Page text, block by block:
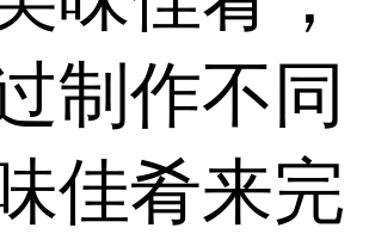
制作不同
佳肴来完